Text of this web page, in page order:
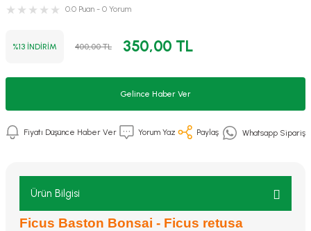
0.0 Puan - 0 Yorum
%13 İNDİRİM 400,00 TL 350,00 TL
Gelince Haber Ver
Fiyatı Düşünce Haber Ver Yorum Yaz Paylaş Whatsapp Sipariş
Ürün Bilgisi
Ficus Baston Bonsai - Ficus retusa